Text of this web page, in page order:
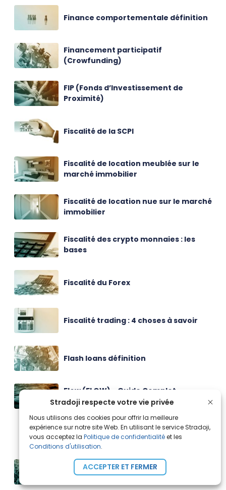
Stradoji respecte votre vie privée
Nous utilisons des cookies pour offrir la meilleure
expérience sur notre site Web. En utilisant le service Stradoji,
vous acceptez la Politique de confidentialitéet les
Conditions d'utilisation.
ACCEPTER ET FERMER
Finance comportementale définition
Financement participatif
(Crowfunding)
FIP (Fonds d’Investissement de
Proximité)
Fiscalité de la SCPI
Fiscalité de location meublée sur le
marché immobilier
Fiscalité de location nue sur le marché
immobilier
Fiscalité des crypto monnaies : les
bases
Fiscalité du Forex
Fiscalité trading : 4 choses à savoir
Flash loans définition
Flow (FLOW) - Guide Complet
Investissement 2025 - Stradoji
FMI (Fonds monétaire international)
FOMO (Fear Of Missing Out)